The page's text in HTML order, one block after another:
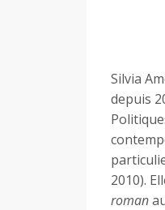
Silvia
depuis
2010).
roman